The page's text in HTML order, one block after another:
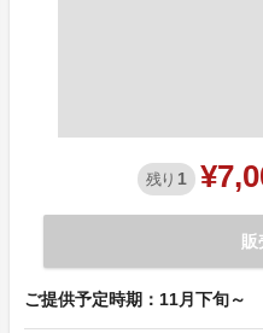
残り 1
販
ご提供予定時期：11月下旬～